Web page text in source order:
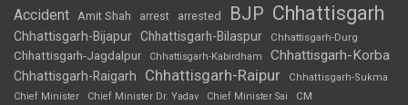
Accident Amit Shah arrest arrested BJP Chhattisgarh
Chhattisgarh-Bijapur Chhattisgarh-Bilaspur Chhattisgarh-Durg
Chhattisgarh-Jagdalpur Chhattisgarh-Kabirdham Chhattisgarh-Korba
Chhattisgarh-Raigarh Chhattisgarh-Raipur
Chhattisgarh-Sukma
Chief Minister
Chief Minister Dr. Yadav Chief Minister Sai CM